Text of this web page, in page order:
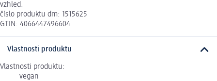
vzhled.
číslo produktu dm: 1515625
GTIN: 4066447496604
Vlastnosti produktu
Vlastnosti produktu:
vegan